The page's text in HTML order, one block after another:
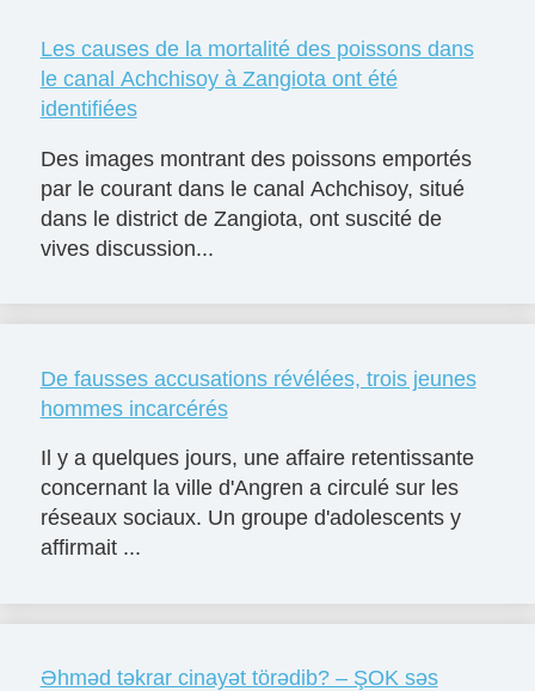
Les causes de la mortalité des poissons dans
le canal Achchisoy à Zangiota ont été
identifiées
Des images montrant des poissons emportés
par le courant dans le canal Achchisoy, situé
dans le district de Zangiota, ont suscité de
vives discussion...
De fausses accusations révélées, trois jeunes
hommes incarcérés
Il y a quelques jours, une affaire retentissante
concernant la ville d'Angren a circulé sur les
réseaux sociaux. Un groupe d'adolescents y
affirmait ...
Əhməd təkrar cinayət törədib? – ŞOK səs